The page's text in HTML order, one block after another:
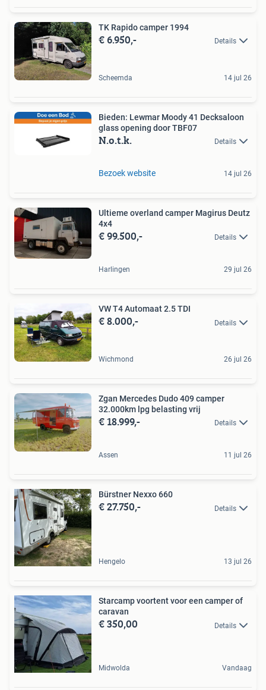
TK Rapido camper 1994
€ 6.950,- Details
Scheemda 14 jul 26
Bieden: Lewmar Moody 41 Decksaloon
glass opening door TBF07
N.o.t.k. Details
Bezoek website 14 jul 26
Ultieme overland camper Magirus Deutz
4x4
€ 99.500,- Details
Harlingen 29 jul 26
VW T4 Automaat 2.5 TDI
€ 8.000,- Details
Wichmond 26 jul 26
Zgan Mercedes Dudo 409 camper
32.000km lpg belasting vrij
€ 18.999,- Details
Assen 11 jul 26
Bürstner Nexxo 660
€ 27.750,- Details
Hengelo 13 jul 26
Starcamp voortent voor een camper of
caravan
€ 350,00 Details
Midwolda Vandaag